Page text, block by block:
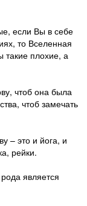
если Вы в себе
то Вселенная
такие плохие, а
чтоб она была
чтоб замечать
– это и йога, и
рейки.
является